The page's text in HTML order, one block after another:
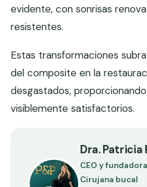
evidente, con sonrisas
resistentes.
Estas transformaciones
del composite en la
desgastados,
visiblemente satisfactorios.
Dra. Patricia
CEO y
Cirujana bucal